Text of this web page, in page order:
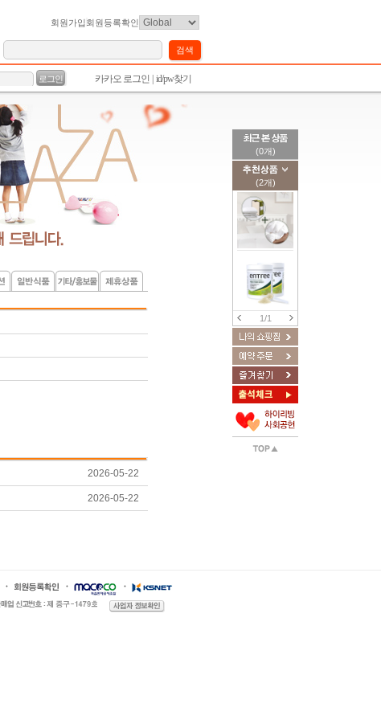
회원가입회원등록확인
2026-05-22
2026-05-22
(0개)
(2개)
1/1